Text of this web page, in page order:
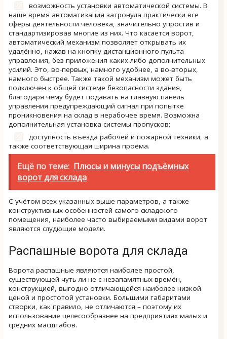
возможность установки автоматической системы. В
наше время автоматизация затронула практически все
сферы деятельности человека, значительно упростив и
стандартизировав многие из них. Что касается ворот,
автоматический механизм позволяет открывать их
удалённо, нажав на кнопку дистанционного пульта
управления, без приложения каких-либо дополнительных
усилий. Это, во-первых, намного удобнее, а во-вторых,
намного быстрее. Также такой механизм может быть
подключен к общей системе безопасности здания,
благодаря чему будет подавать на главную панель
управления предупреждающий сигнал при попытке
проникновения на склад в нерабочее время. Возможна
дополнительная установка системы пропусков;
доступность въезда рабочей и пожарной техники, а
также соответствующая ширина проёма.
Ещё по теме: Плюсы и минусы подъёмных
ворот для склада
С учётом всех указанных выше параметров, а также
конструктивных особенностей самого складского
помещения, наиболее часто выбираемыми видами ворот
являются слудющие модели.
Распашные ворота для склада
Ворота распашные являются наиболее простой,
существующей чуть ли не с незапамятных времён,
конструкцией, выгодно отличающейся наиболее низкой
ценой и простотой установки. Большими габаритами
створки, как правило, не отличаются – поэтому их
использование целесообразнее на предприятиях малых и
средних масштабов.